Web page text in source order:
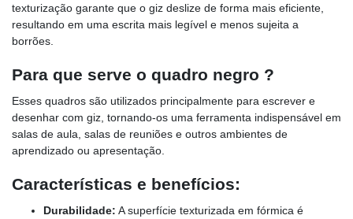
texturização garante que o giz deslize de forma mais eficiente,
resultando em uma escrita mais legível e menos sujeita a
borrões.
Para que serve o quadro negro ?
Esses quadros são utilizados principalmente para escrever e
desenhar com giz, tornando-os uma ferramenta indispensável em
salas de aula, salas de reuniões e outros ambientes de
aprendizado ou apresentação.
Características e benefícios:
Durabilidade: A superfície texturizada em fórmica é